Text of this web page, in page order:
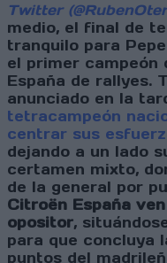
Twitter
medio, el final de
tranquilo para
el primer campeón
España de rallyes.
anunciado en la
tetracampeón
centrar sus
dejando a un lado
certamen mixto,
de la general por
Citroën España
opositor,
para que concluya
puntos del